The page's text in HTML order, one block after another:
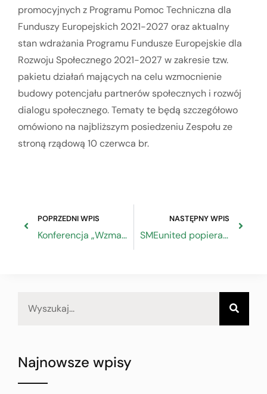
promocyjnych z Programu Pomoc Techniczna dla
Funduszy Europejskich 2021-2027 oraz aktualny
stan wdrażania Programu Fundusze Europejskie dla
Rozwoju Społecznego 2021-2027 w zakresie tzw.
pakietu działań mających na celu wzmocnienie
budowy potencjału partnerów społecznych i rozwój
dialogu społecznego. Tematy te będą szczegółowo
omówiono na najbliższym posiedzeniu Zespołu ze
stroną rządową 10 czerwca br.
POPRZEDNI WPIS
Konferencja „Wzmacnianie pozycji pracowników jutra: Eksploracja sztucznej inteligencji i technologii przyszłości w kształceniu i szkoleniu zawodowym”
NASTĘPNY WPIS
SMEunited popiera równe traktowanie edukacji zawodowej i akademickiej
Najnowsze wpisy